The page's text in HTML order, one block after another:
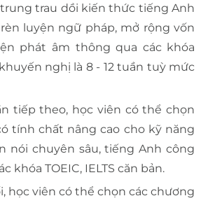
trung trau dồi kiến thức tiếng Anh
luyện ngữ pháp, mở rộng vốn
phát âm thông qua các khóa
nghị là 8 - 12 tuần tuỳ mức
tiếp theo, học viên có thể chọn
tính chất nâng cao cho kỹ năng
nói chuyên sâu, tiếng Anh công
khóa TOEIC, IELTS căn bản.
học viên có thể chọn các chương